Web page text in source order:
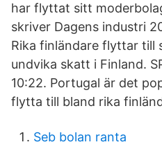
har flyttat sitt
skriver Dagens industri
Rika finländare flyttar till
undvika skatt i Finland.
10:22. Portugal är det
flytta till bland rika
Seb bolan ranta